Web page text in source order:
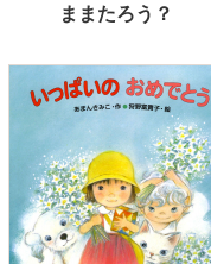
ままたろう？